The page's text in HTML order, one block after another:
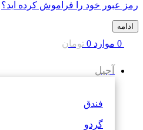
رمز عبور خود را فراموش کرده اید؟
ادامه
0 موارد 0 تومان
آجیل
فندق
گردو